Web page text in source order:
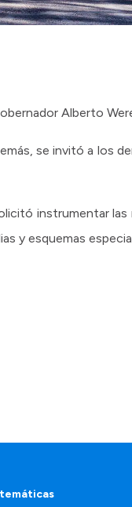
Alberto
se invitó a los
instrumentar las
y esquemas